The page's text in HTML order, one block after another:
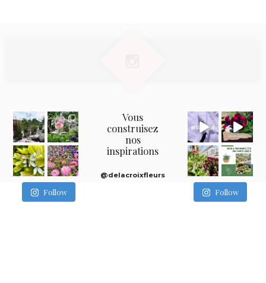
Follow
Vous
construisez
nos
inspirations
@delacroixfleurs
Follow